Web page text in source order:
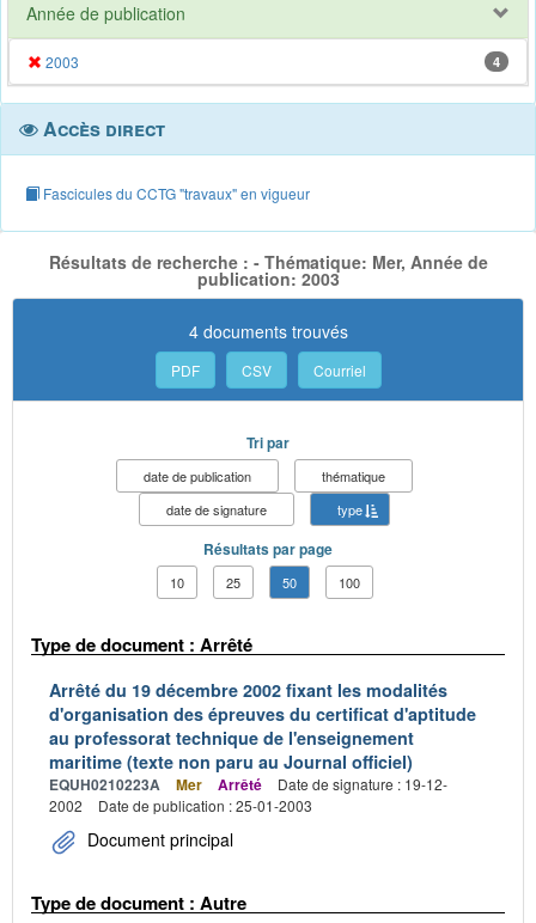
Année de publication
2003 4
Accès direct
Fascicules du CCTG "travaux" en vigueur
Résultats de recherche : - Thématique: Mer, Année de
publication: 2003
4 documents trouvés
PDF CSV Courriel
Tri par
date de publication
thématique
date de signature
type
Résultats par page
10 25 50 100
Type de document : Arrêté
Arrêté du 19 décembre 2002 fixant les modalités
d'organisation des épreuves du certificat d'aptitude
au professorat technique de l'enseignement
maritime (texte non paru au Journal officiel)
EQUH0210223A Mer Arrêté
Date de signature : 19-12-
2002
Date de publication : 25-01-2003
Document principal
Type de document : Autre